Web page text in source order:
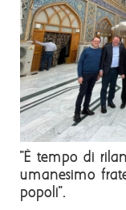
"È tempo di
umanesimo
popoli".